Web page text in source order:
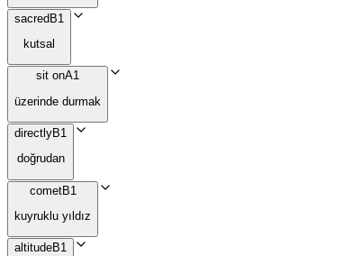
sacredB1
kutsal
sit onA1
üzerinde durmak
directlyB1
doğrudan
cometB1
kuyruklu yıldız
altitudeB1